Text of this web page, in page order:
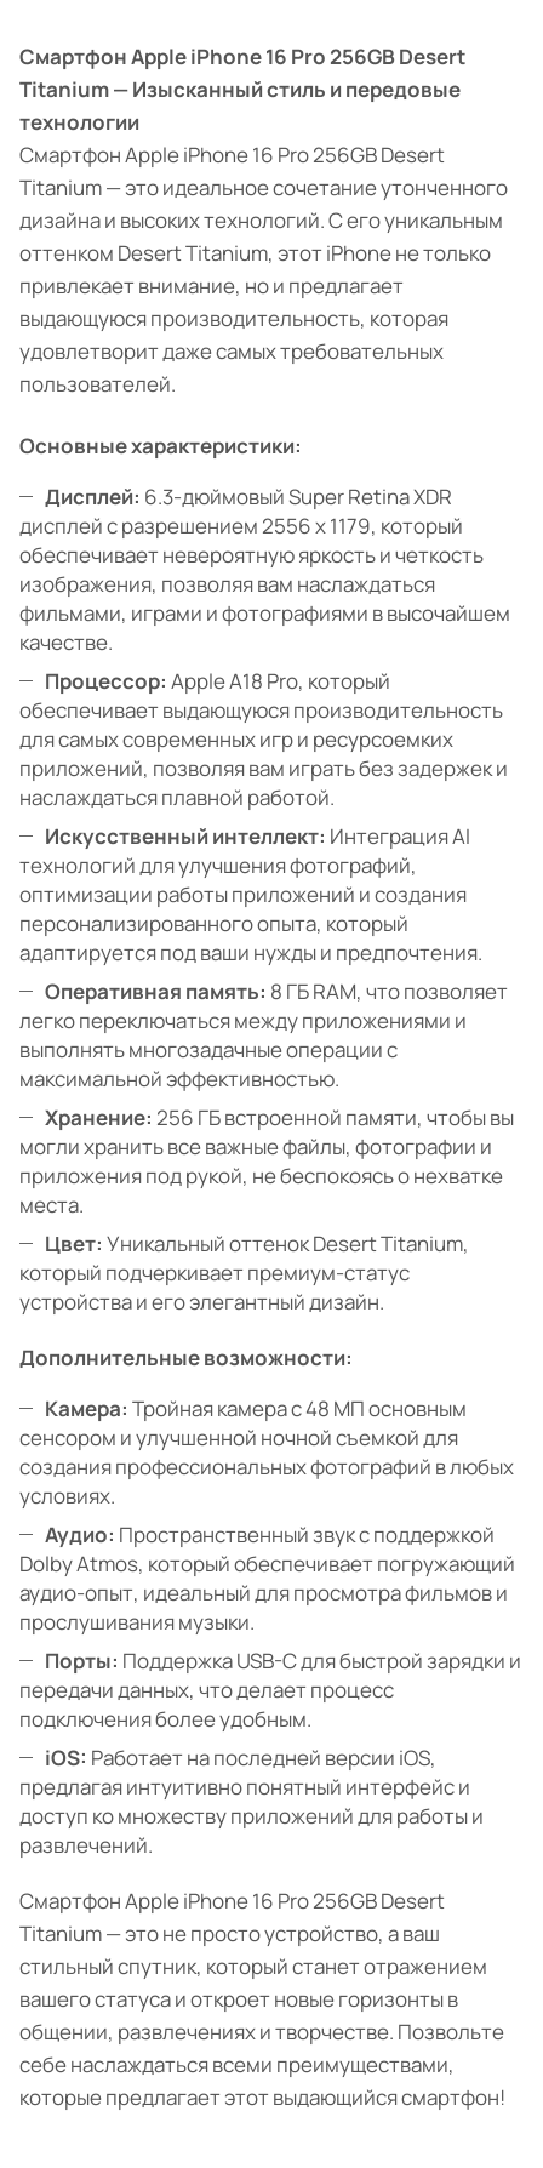
Смартфон Apple iPhone 16 Pro 256GB Desert
Titanium — Изысканный стиль и передовые
технологии
Смартфон Apple iPhone 16 Pro 256GB Desert
Titanium — это идеальное сочетание утонченного
дизайна и высоких технологий. С его уникальным
оттенком Desert Titanium, этот iPhone не только
привлекает внимание, но и предлагает
выдающуюся производительность, которая
удовлетворит даже самых требовательных
пользователей.
Основные характеристики:
Дисплей: 6.3-дюймовый Super Retina XDR
дисплей с разрешением 2556 x 1179, который
обеспечивает невероятную яркость и четкость
изображения, позволяя вам наслаждаться
фильмами, играми и фотографиями в высочайшем
качестве.
Процессор: Apple A18 Pro, который
обеспечивает выдающуюся производительность
для самых современных игр и ресурсоемких
приложений, позволяя вам играть без задержек и
наслаждаться плавной работой.
Искусственный интеллект: Интеграция AI
технологий для улучшения фотографий,
оптимизации работы приложений и создания
персонализированного опыта, который
адаптируется под ваши нужды и предпочтения.
Оперативная память: 8 ГБ RAM, что позволяет
легко переключаться между приложениями и
выполнять многозадачные операции с
максимальной эффективностью.
Хранение: 256 ГБ встроенной памяти, чтобы вы
могли хранить все важные файлы, фотографии и
приложения под рукой, не беспокоясь о нехватке
места.
Цвет: Уникальный оттенок Desert Titanium,
который подчеркивает премиум-статус
устройства и его элегантный дизайн.
Дополнительные возможности:
Камера: Тройная камера с 48 МП основным
сенсором и улучшенной ночной съемкой для
создания профессиональных фотографий в любых
условиях.
Аудио: Пространственный звук с поддержкой
Dolby Atmos, который обеспечивает погружающий
аудио-опыт, идеальный для просмотра фильмов и
прослушивания музыки.
Порты: Поддержка USB-C для быстрой зарядки и
передачи данных, что делает процесс
подключения более удобным.
iOS: Работает на последней версии iOS,
предлагая интуитивно понятный интерфейс и
доступ ко множеству приложений для работы и
развлечений.
Смартфон Apple iPhone 16 Pro 256GB Desert
Titanium — это не просто устройство, а ваш
стильный спутник, который станет отражением
вашего статуса и откроет новые горизонты в
общении, развлечениях и творчестве. Позвольте
себе наслаждаться всеми преимуществами,
которые предлагает этот выдающийся смартфон!